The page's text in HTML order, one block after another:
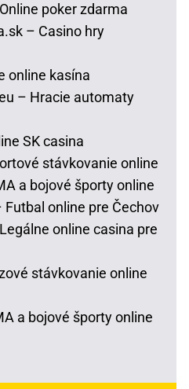
poker zdarma
– Casino hry
online kasína
– Hracie automaty
SK casina
stávkovanie online
a bojové športy online
online pre Čechov
online casina pre
stávkovanie online
a bojové športy online